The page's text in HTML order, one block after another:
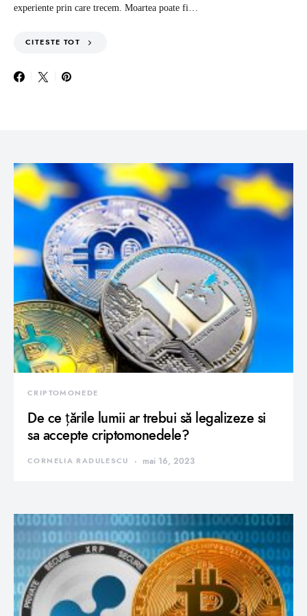
experiente prin care trecem. Moartea poate fi…
CITESTE TOT
CRIPTOMONEDE
De ce țările lumii ar trebui să legalizeze si
sa accepte criptomonedele?
CORNELIA RADULESCU mai 16, 2023